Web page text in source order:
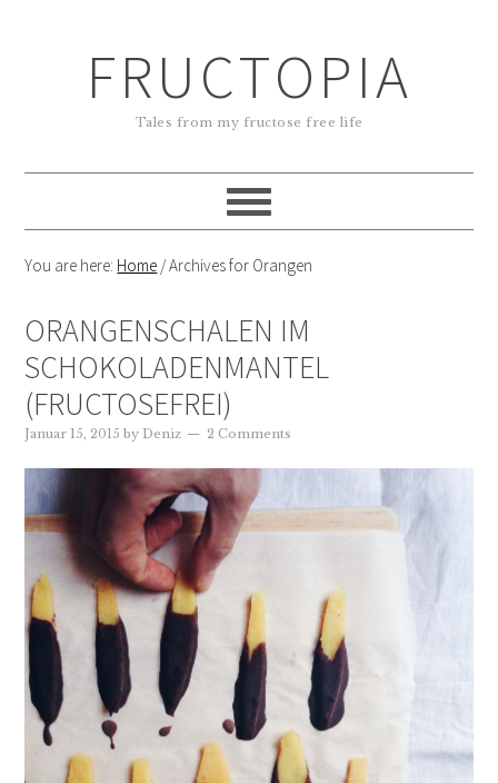
FRUCTOPIA
Tales from my fructose free life
You are here: Home /Archives for Orangen
ORANGENSCHALEN IM
SCHOKOLADENMANTEL
(FRUCTOSEFREI)
Januar 15, 2015 byDeniz 2 Comments